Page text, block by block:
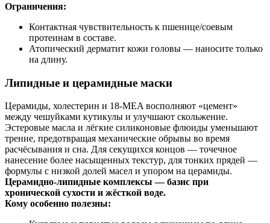
Ограничения:
Контактная чувствительность к пшенице/соевым
протеинам в составе.
Атопический дерматит кожи головы — наносите только
на длину.
Липидные и церамидные маски
Церамиды, холестерин и 18‑MEA восполняют «цемент»
между чешуйками кутикулы и улучшают скольжение.
Эстеровые масла и лёгкие силиконовые флюиды уменьшают
трение, предотвращая механические обрывы во время
расчёсывания и сна. Для секущихся концов — точечное
нанесение более насыщенных текстур, для тонких прядей —
формулы с низкой долей масел и упором на церамиды.
Церамидно‑липидные комплексы — базис при
хронической сухости и жёсткой воде.
Кому особенно полезны: